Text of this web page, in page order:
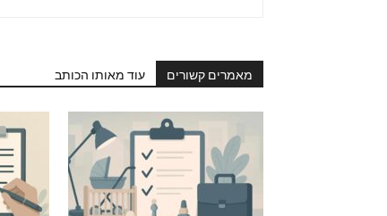
מאמרים קשורים עוד מאותו הכותב